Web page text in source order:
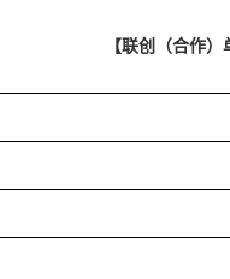
【联创 （合作）